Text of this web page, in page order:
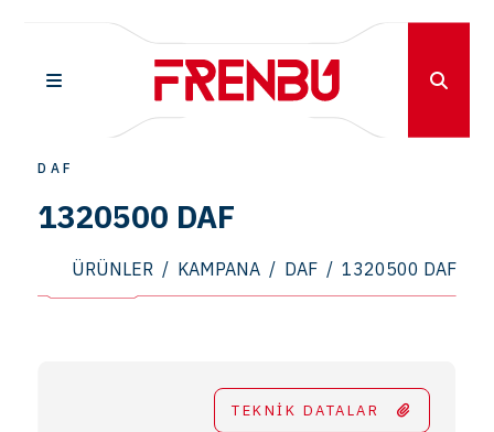
DAF
1320500 DAF
ÜRÜNLER / KAMPANA / DAF / 1320500 DAF
TEKNİK DATALAR